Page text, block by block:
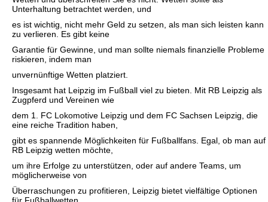
Unterhaltung betrachtet werden, und
es ist wichtig, nicht mehr Geld zu setzen, als man sich leisten kann
zu verlieren. Es gibt keine
Garantie für Gewinne, und man sollte niemals finanzielle Probleme
riskieren, indem man
unvernünftige Wetten platziert.
Insgesamt hat Leipzig im Fußball viel zu bieten. Mit RB Leipzig als
Zugpferd und Vereinen wie
dem 1. FC Lokomotive Leipzig und dem FC Sachsen Leipzig, die
eine reiche Tradition haben,
gibt es spannende Möglichkeiten für Fußballfans. Egal, ob man auf
RB Leipzig wetten möchte,
um ihre Erfolge zu unterstützen, oder auf andere Teams, um
möglicherweise von
Überraschungen zu profitieren, Leipzig bietet vielfältige Optionen